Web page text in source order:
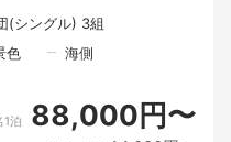
(シングル) 3組
色 海側
1泊 88,000円〜